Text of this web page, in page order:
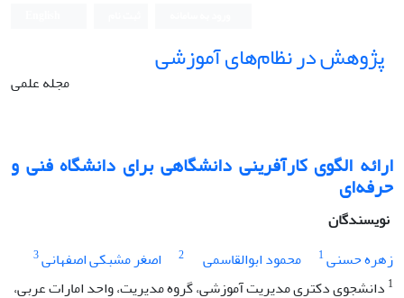
پژوهش در نظام‌های آموزشی
مجله علمی
ارائه الگوی کارآفرینی دانشگاهی برای دانشگاه فنی و
حرفه‌ای
نویسندگان
زهره حسنی1 محمود ابوالقاسمی 2 اصغر مشبکی اصفهانی3
1 دانشجوی دکتری مدیریت آموزشی، گروه مدیریت، واحد امارات عربی،